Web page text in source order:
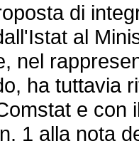
di
al
nel
ha tuttavia
e con
1 alla nota